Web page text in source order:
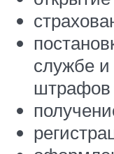
службе и
штрафов